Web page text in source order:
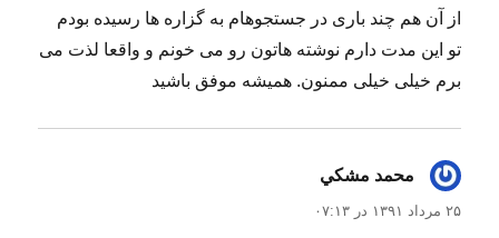
از آن هم چند باری در جستجوهام به گزاره ها رسیده بودم
تو این مدت دارم نوشته هاتون رو می خونم و واقعا لذت می
برم خیلی خیلی ممنون. همیشه موفق باشید
محمد مشكي
۲۵ مرداد ۱۳۹۱ در ۰۷:۱۳